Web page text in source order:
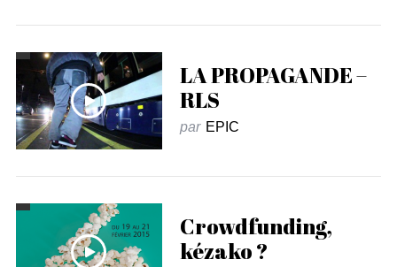
LA PROPAGANDE –
RLS
par EPIC
Crowdfunding,
kézako ?